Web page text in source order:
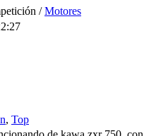
de kawa zxr 750, con
la carburación.